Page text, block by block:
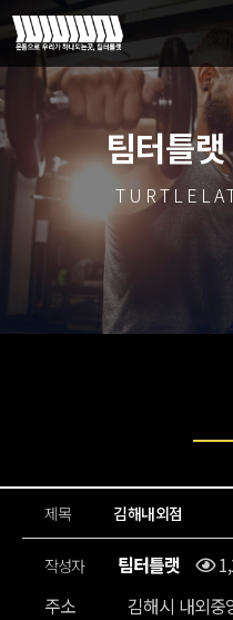
팀터틀
제목 김해내외점
작성자 팀터틀랫
주소
김해시 내외중